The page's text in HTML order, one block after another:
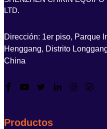
LTD.
Dirección: 1er piso, Parque
Henggang, Distrito
China
Productos